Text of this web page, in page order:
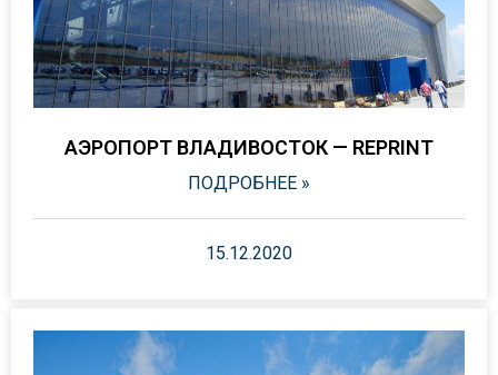
АЭРОПОРТ ВЛАДИВОСТОК — REPRINT
ПОДРОБНЕЕ »
15.12.2020